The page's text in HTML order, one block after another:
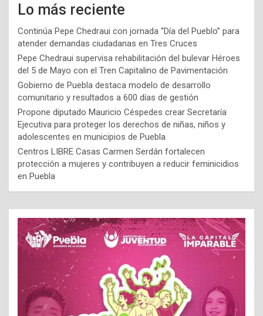
Lo más reciente
Continúa Pepe Chedraui con jornada “Día del Pueblo” para
atender demandas ciudadanas en Tres Cruces
Pepe Chedraui supervisa rehabilitación del bulevar Héroes
del 5 de Mayo con el Tren Capitalino de Pavimentación
Gobierno de Puebla destaca modelo de desarrollo
comunitario y resultados a 600 días de gestión
Propone diputado Mauricio Céspedes crear Secretaría
Ejecutiva para proteger los derechos de niñas, niños y
adolescentes en municipios de Puebla
Centros LIBRE Casas Carmen Serdán fortalecen
protección a mujeres y contribuyen a reducir feminicidios
en Puebla